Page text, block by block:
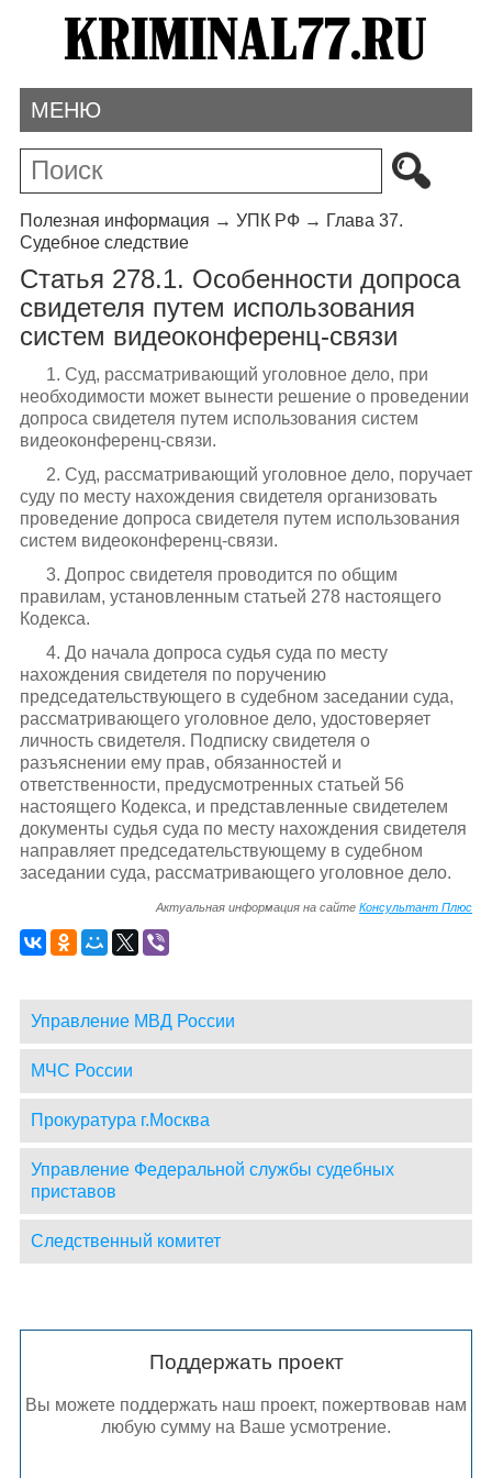
МЕНЮ
Полезная информация → УПК РФ→ Глава 37.
Судебное следствие
Статья 278.1. Особенности допроса
свидетеля путем использования
систем видеоконференц-связи
1. Суд, рассматривающий уголовное дело, при
необходимости может вынести решение о проведении
допроса свидетеля путем использования систем
видеоконференц-связи.
2. Суд, рассматривающий уголовное дело, поручает
суду по месту нахождения свидетеля организовать
проведение допроса свидетеля путем использования
систем видеоконференц-связи.
3. Допрос свидетеля проводится по общим
правилам, установленным статьей 278 настоящего
Кодекса.
4. До начала допроса судья суда по месту
нахождения свидетеля по поручению
председательствующего в судебном заседании суда,
рассматривающего уголовное дело, удостоверяет
личность свидетеля. Подписку свидетеля о
разъяснении ему прав, обязанностей и
ответственности, предусмотренных статьей 56
настоящего Кодекса, и представленные свидетелем
документы судья суда по месту нахождения свидетеля
направляет председательствующему в судебном
заседании суда, рассматривающего уголовное дело.
Актуальная информация на сайтеКонсультант Плюс
Управление МВД России
МЧС России
Прокуратура г.Москва
Управление Федеральной службы судебных
приставов
Следственный комитет
Поддержать проект
Вы можете поддержать наш проект, пожертвовав нам
любую сумму на Ваше усмотрение.